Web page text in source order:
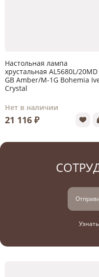
Настольная лампа
хрустальная AL5680L/20MD
GB Amber/M-1G Bohemia
Crystal
Нет в наличии
21 116 ₽